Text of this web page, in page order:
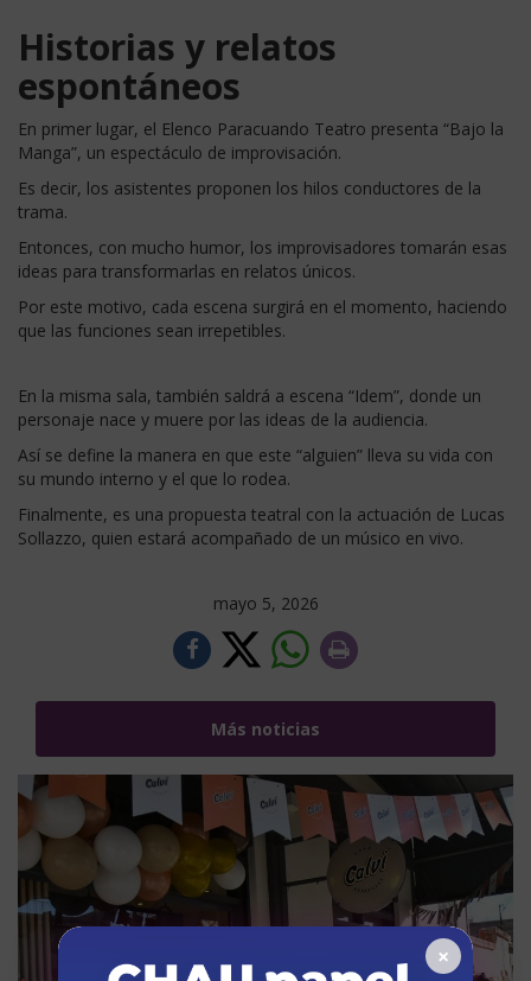
Historias y relatos
espontáneos
En primer lugar, el Elenco Paracuando Teatro presenta “Bajo la
Manga”, un espectáculo de improvisación.
Es decir, los asistentes proponen los hilos conductores de la
trama.
Entonces, con mucho humor, los improvisadores tomarán esas
ideas para transformarlas en relatos únicos.
Por este motivo, cada escena surgirá en el momento, haciendo
que las funciones sean irrepetibles.
En la misma sala, también saldrá a escena “Idem”, donde un
personaje nace y muere por las ideas de la audiencia.
Así se define la manera en que este “alguien” lleva su vida con
su mundo interno y el que lo rodea.
Finalmente, es una propuesta teatral con la actuación de Lucas
Sollazzo, quien estará acompañado de un músico en vivo.
mayo 5, 2026
Más noticias
×